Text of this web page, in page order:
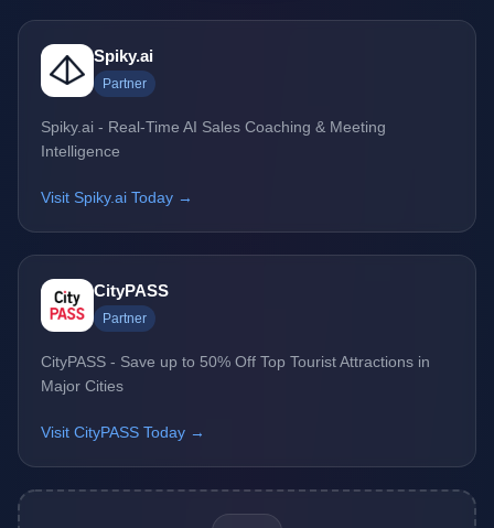
Spiky.ai
Partner
Spiky.ai - Real-Time AI Sales Coaching & Meeting
Intelligence
Visit Spiky.ai Today →
CityPASS
Partner
CityPASS - Save up to 50% Off Top Tourist Attractions in
Major Cities
Visit CityPASS Today →